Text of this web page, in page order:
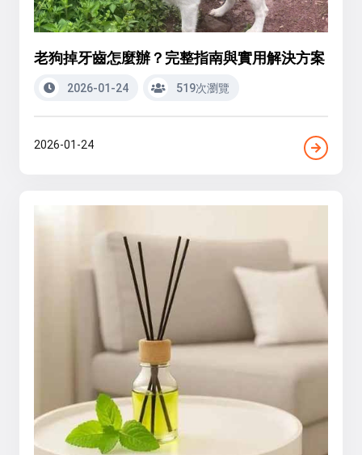
老狗掉牙齒怎麼辦？完整指南與實用解決方案
2026-01-24 519次瀏覽
2026-01-24